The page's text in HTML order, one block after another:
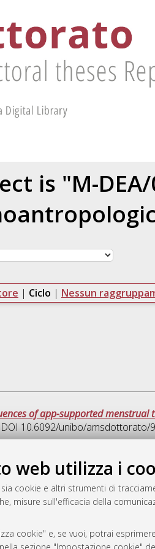
web utilizza i
cookie e altri strumenti di
misure sull'efficacia della
cookie" e, se vuoi, potrai
is "M-
| Ciclo | Nessun
of app-supported menstrual
DOI 10.6092/unibo/amsdottorato/